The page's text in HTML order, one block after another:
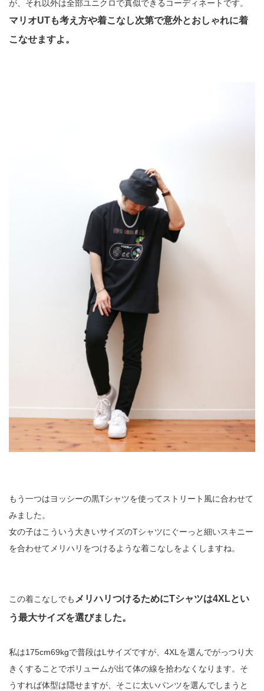
が、それ以外は全部ユニクロで真似できるコーディネートです。
マリオUTも考え方や着こなし次第で意外とおしゃれに着
こなせますよ。
もう一つはヨッシーの黒Tシャツを使ってストリート風に合わせて
みました。
女の子はこういう大きいサイズのTシャツにぐーっと細いスキニー
を合わせてメリハリをつけるような着こなしをよくしますね。
この着こなしでも メリハリつけるためにTシャツは4XLとい
う最大サイズを選びました。
私は175cm69kgで普段はLサイズですが、4XLを選んでがっつり大
きくすることでボリュームが出て体の線を拾わなくなります。そ
うすれば体型は隠せますが、そこに太いパンツを選んでしまうと